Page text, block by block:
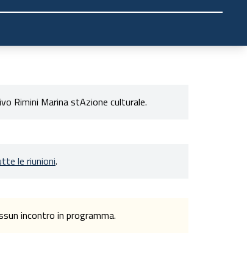
Rimini Marina stAzione culturale.
le riunioni.
incontro in programma.